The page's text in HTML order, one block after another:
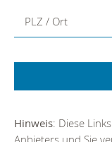
PLZ / Ort
Hinweis: Diese
Anbieters und Sie